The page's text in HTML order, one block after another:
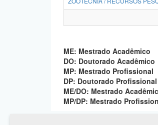
ME: Mestrado Acadêmico
DO: Doutorado Acadêmico
MP: Mestrado Profissional
DP: Doutorado Profissional
ME/DO: Mestrado
MP/DP: Mestrado